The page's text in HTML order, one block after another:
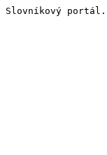
Slovníkový